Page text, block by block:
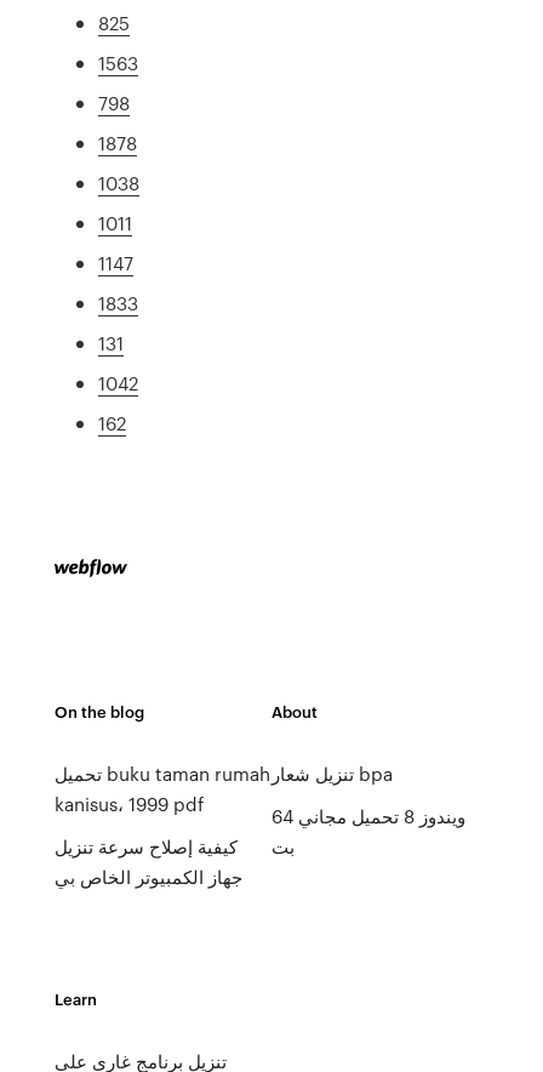
825
1563
798
1878
1038
1011
1147
1833
131
1042
162
On the blog
تحميل buku taman rumah
kanisus، 1999 pdf
كيفية إصلاح سرعة تنزيل
جهاز الكمبيوتر الخاص بي
About
تنزيل شعار bpa
ويندوز 8 تحميل مجاني 64
بت
Learn
تنزيل برنامج غاري على